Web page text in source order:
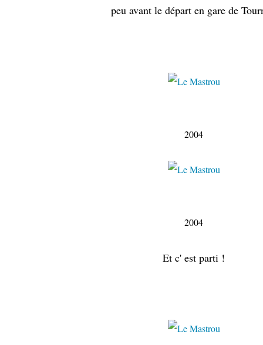
peu avant le départ en gare de
2004
2004
Et c' est parti !